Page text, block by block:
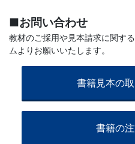
で■お問い合わせ
教材のご採用や見本請求に関す
ムよりお願いいたします。
書籍見本の
書籍の